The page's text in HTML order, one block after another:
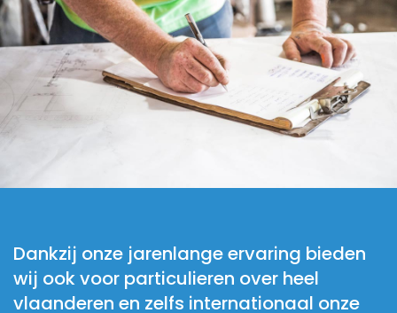
Dankzij onze jarenlange ervaring bieden
wij ook voor particulieren over heel
vlaanderen en zelfs internationaal onze